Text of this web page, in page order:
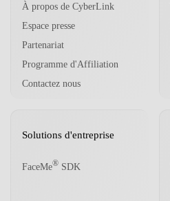
À propos de CyberLink
Espace presse
Partenariat
Programme d'Affiliation
Contactez nous
Solutions d'entreprise
FaceMe® SDK